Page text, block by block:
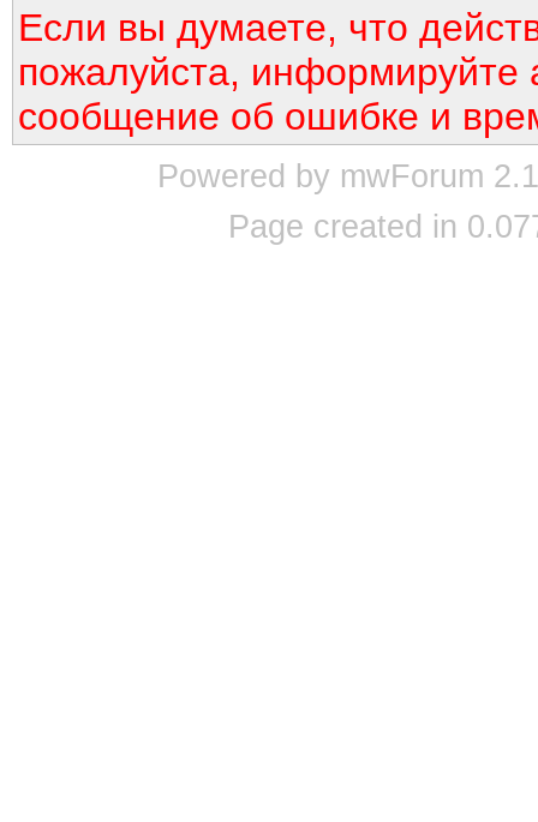
Если вы думаете, что
пожалуйста, информируйте
сообщение об ошибке и
Powered by mwForum
Page created in